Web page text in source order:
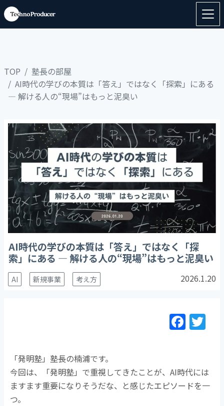
TOP
塾長の部屋
AI時代の学びの本質は「答え」ではなく「探索」にある
― 解ける人の“現場”はもっと泥臭い
AI時代の学びの本質は「答え」ではなく「探
索」にある ― 解ける人の“現場”はもっと泥臭い
AI 新規事業 考え方 2026.1.20
F
a
e
b
er
「発明塾」塾長の楠浦です。
今回は、「発明塾」で重視してきたことが、AI時代には
ますます重要になりそうだな、と感じたエピソードを一
つ。